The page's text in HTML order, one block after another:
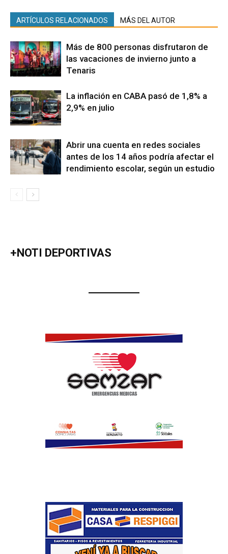
ARTÍCULOS RELACIONADOS MÁS DEL AUTOR
Más de 800 personas disfrutaron de
las vacaciones de invierno junto a
Tenaris
La inflación en CABA pasó de 1,8% a
2,9% en julio
Abrir una cuenta en redes sociales
antes de los 14 años podría afectar el
rendimiento escolar, según un estudio
+NOTI DEPORTIVAS